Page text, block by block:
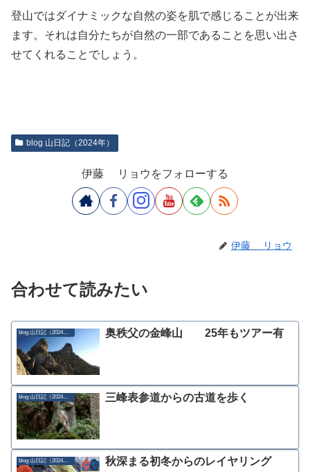
登山ではダイナミックな自然の姿を肌で感じることが出来
ます。それは自分たちが自然の一部であることを思い出さ
せてくれることでしょう。
blog 山日記（2024年）
伊藤 リョウをフォローする
伊藤 リョウ
合わせて読みたい
blog 山日記（2024年） 奥秩父の金峰山 25年もツアー有
blog 山日記（2024年） 三峰表参道からの古道を歩く
blog 山日記（2024年） 秋深まる初冬からのレイヤリング